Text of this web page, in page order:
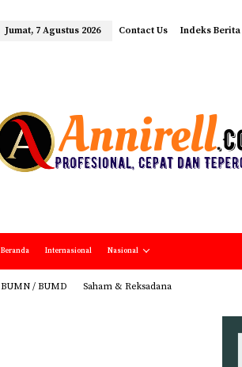
Jumat, 7 Agustus 2026 Contact Us Indeks Berita
Beranda Internasional Nasional
BUMN / BUMD Saham & Reksadana